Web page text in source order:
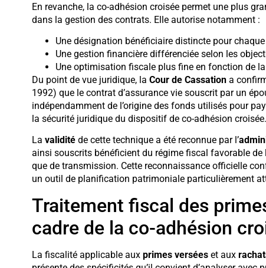
En revanche, la co-adhésion croisée permet une plus
dans la gestion des contrats. Elle autorise notamment :
Une désignation bénéficiaire distincte pour
Une gestion financière différenciée selon les
Une optimisation fiscale plus fine en fonction de
Du point de vue juridique, la Cour de Cassationa
1992) que le contrat d’assurance vie souscrit par un
indépendamment de l’origine des fonds utilisés pour
la sécurité juridique du dispositif de co-adhésion croisée.
La validitéde cette technique a été reconnue par l’
ainsi souscrits bénéficient du régime fiscal favorable
que de transmission. Cette reconnaissance officielle
un outil de planification patrimoniale particulièrement
Traitement fiscal des
cadre de la co-adhésion
La fiscalité applicable aux primes verséeset aux